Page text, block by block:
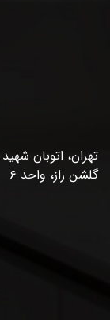
تهران، اتوبان
گلشن راز، واحد ۶